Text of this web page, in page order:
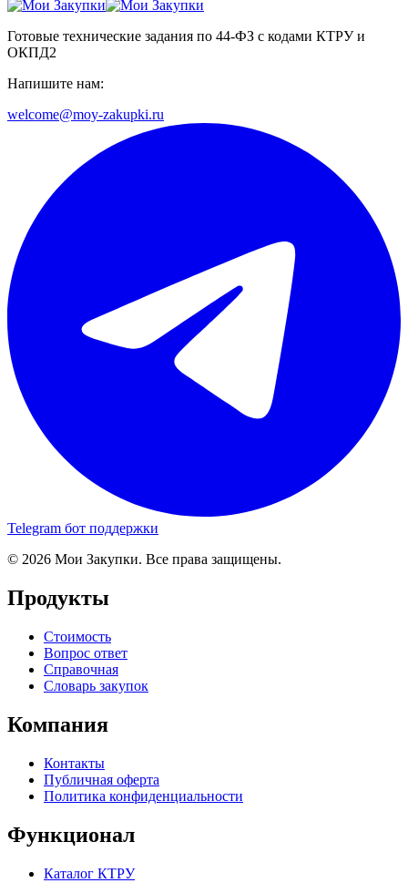
Готовые технические задания по 44-ФЗ с кодами КТРУ и
ОКПД2
Напишите нам:
welcome@moy-zakupki.ru
Telegram бот поддержки
© 2026 Мои Закупки. Все права защищены.
Продукты
Стоимость
Вопрос ответ
Справочная
Словарь закупок
Компания
Контакты
Публичная оферта
Политика конфиденциальности
Функционал
Каталог КТРУ